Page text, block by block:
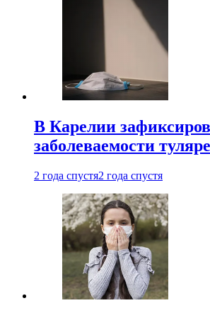
В Карелии
заболеваемости
2 года спустя2 года спустя